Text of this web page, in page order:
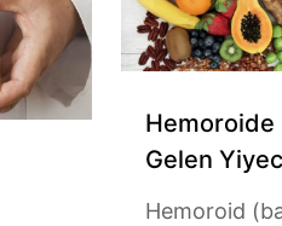
Hemoroide
Gelen
Hemoroid